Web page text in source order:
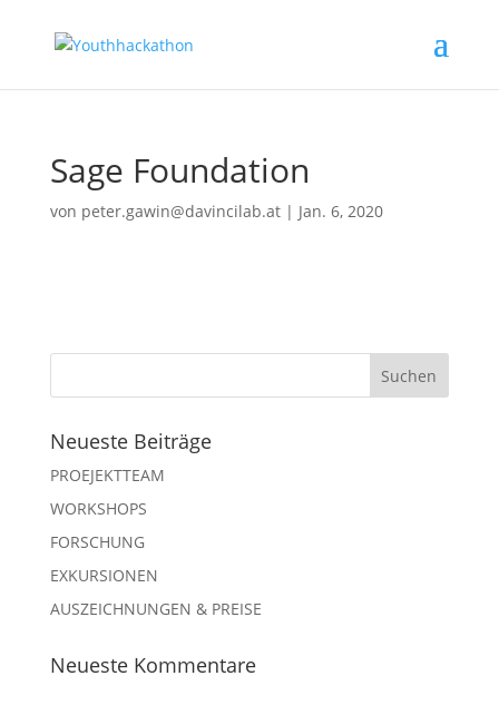
Sage Foundation
von peter.gawin@davincilab.at| Jan. 6, 2020
Neueste Beiträge
PROEJEKTTEAM
WORKSHOPS
FORSCHUNG
EXKURSIONEN
AUSZEICHNUNGEN & PREISE
Neueste Kommentare